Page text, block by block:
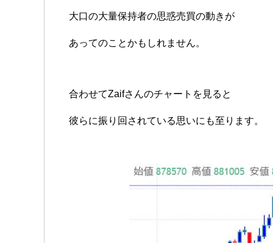
大口の大量保持者の思惑売買の動きが
あってのことかもしれません。
合わせてZaifさんのチャートを見ると
彼らに振り回されている思いにも至ります。